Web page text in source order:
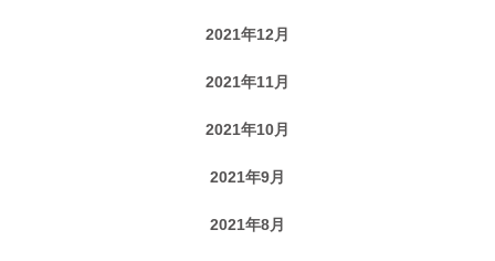
2021年12月
2021年11月
2021年10月
2021年9月
2021年8月